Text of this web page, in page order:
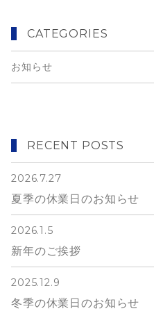
CATEGORIES
お知らせ
RECENT POSTS
2026.7.27
夏季の休業日のお知らせ
2026.1.5
新年のご挨拶
2025.12.9
冬季の休業日のお知らせ